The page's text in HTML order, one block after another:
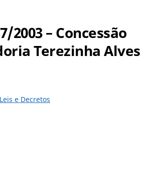
2003 – Concessão
Terezinha Alves
Leis e Decretos